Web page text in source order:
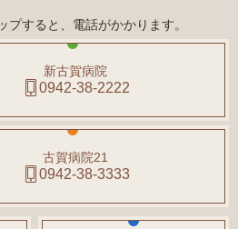
すると、電話がかかります。
新古賀病院
0942-38-2222
古賀病院21
0942-38-3333